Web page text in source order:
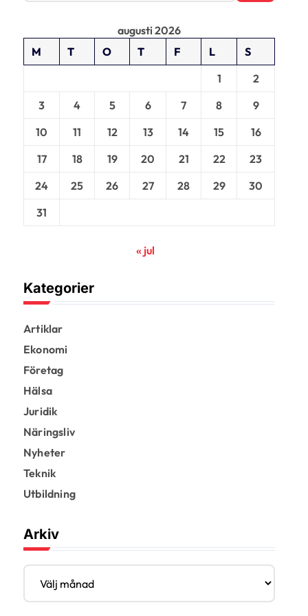
e
augusti 2026
M
T O T F L
S
1
2
3
4 5 6 7 8
9
10
11 12 13 14 15
16
17
18 19 20 21 22
23
24
25 26 27 28 29
30
31
« jul
Kategorier
Artiklar
Ekonomi
Företag
Hälsa
Juridik
Näringsliv
Nyheter
Teknik
Utbildning
Arkiv
A
k